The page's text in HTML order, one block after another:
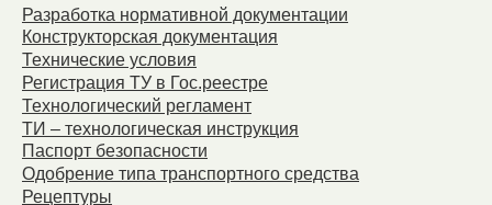
Разработка нормативной документации
Конструкторская документация
Технические условия
Регистрация ТУ в Гос.реестре
Технологический регламент
ТИ – технологическая инструкция
Паспорт безопасности
Одобрение типа транспортного средства
Рецептуры